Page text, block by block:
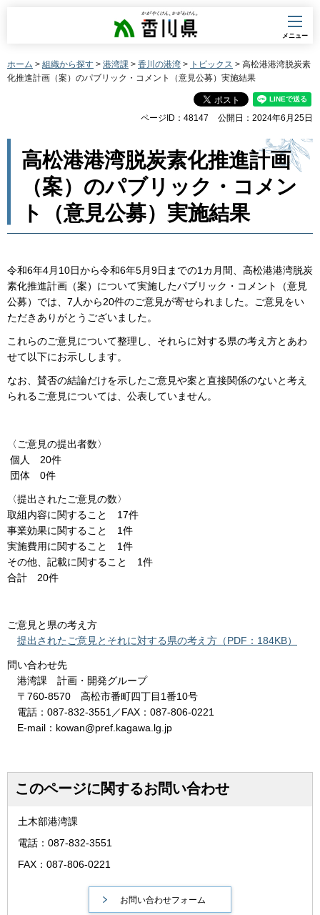
香川県
メニュー
ホーム > 組織から探す > 港湾課 > 香川の港湾 > トピックス > 高松港港湾脱炭素
化推進計画（案）のパブリック・コメント（意見公募）実施結果
ページID：48147 公開日：2024年6月25日
高松港港湾脱炭素化推進計画
（案）のパブリック・コメン
ト（意見公募）実施結果
令和6年4月10日から令和6年5月9日までの1カ月間、高松港港湾脱炭
素化推進計画（案）について実施したパブリック・コメント（意見
公募）では、7人から20件のご意見が寄せられました。ご意見をい
ただきありがとうございました。
これらのご意見について整理し、それらに対する県の考え方とあわ
せて以下にお示しします。
なお、賛否の結論だけを示したご意見や案と直接関係のないと考え
られるご意見については、公表していません。
〈ご意見の提出者数〉
個人 20件
団体 0件
〈提出されたご意見の数〉
取組内容に関すること 17件
事業効果に関すること 1件
実施費用に関すること 1件
その他、記載に関すること 1件
合計 20件
ご意見と県の考え方
提出されたご意見とそれに対する県の考え方（PDF：184KB）
問い合わせ先
港湾課 計画・開発グループ
〒760-8570 高松市番町四丁目1番10号
電話：087-832-3551／FAX：087-806-0221
E-mail：kowan@pref.kagawa.lg.jp
このページに関するお問い合わせ
土木部港湾課
電話：087-832-3551
FAX：087-806-0221